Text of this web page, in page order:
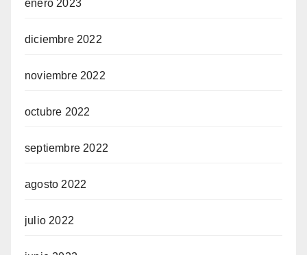
enero 2023
diciembre 2022
noviembre 2022
octubre 2022
septiembre 2022
agosto 2022
julio 2022